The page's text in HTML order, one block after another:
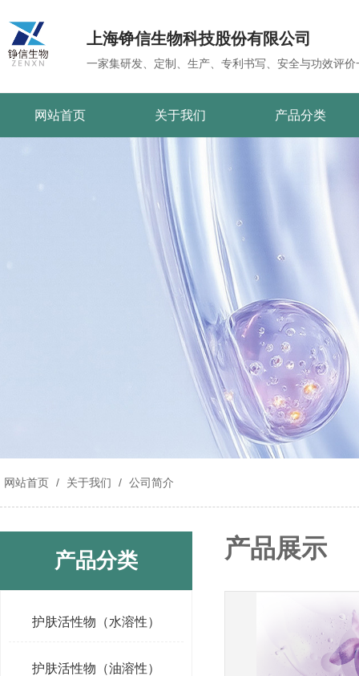
上海铮信生物科技股份有限公司
一家集研发、定制、生产、专利书写、安全与功效评
网站首页 关于我们 产品分类
网站首页 / 关于我们 / 公司简介
产品分类
护肤活性物（水溶性）
护肤活性物（油溶性）
产品展示